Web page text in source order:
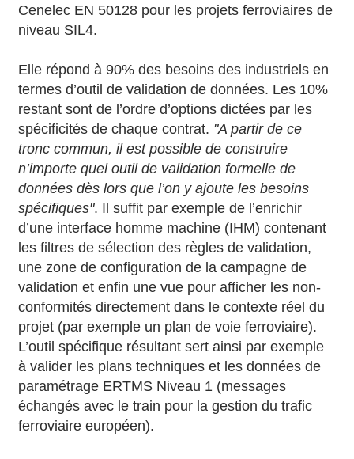
Cenelec EN 50128 pour les projets ferroviaires de
niveau SIL4.
Elle répond à 90% des besoins des industriels en
termes d’outil de validation de données. Les 10%
restant sont de l’ordre d’options dictées par les
spécificités de chaque contrat. "A partir de ce
tronc commun, il est possible de construire
n’importe quel outil de validation formelle de
données dès lors que l’on y ajoute les besoins
spécifiques". Il suffit par exemple de l’enrichir
d’une interface homme machine (IHM) contenant
les filtres de sélection des règles de validation,
une zone de configuration de la campagne de
validation et enfin une vue pour afficher les non-
conformités directement dans le contexte réel du
projet (par exemple un plan de voie ferroviaire).
L’outil spécifique résultant sert ainsi par exemple
à valider les plans techniques et les données de
paramétrage ERTMS Niveau 1 (messages
échangés avec le train pour la gestion du trafic
ferroviaire européen).